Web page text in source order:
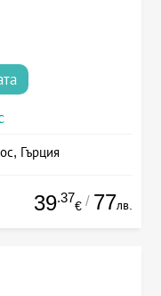
Гърция
39.37
€ / 77лв.